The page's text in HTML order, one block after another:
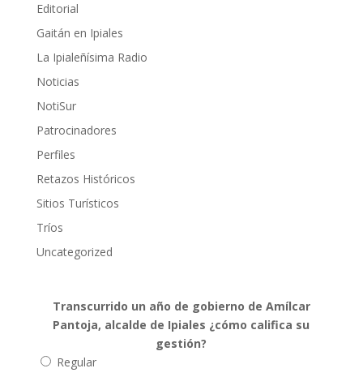
Editorial
Gaitán en Ipiales
La Ipialeñísima Radio
Noticias
NotiSur
Patrocinadores
Perfiles
Retazos Históricos
Sitios Turísticos
Tríos
Uncategorized
Transcurrido un año de gobierno de Amílcar
Pantoja, alcalde de Ipiales ¿cómo califica su
gestión?
Regular